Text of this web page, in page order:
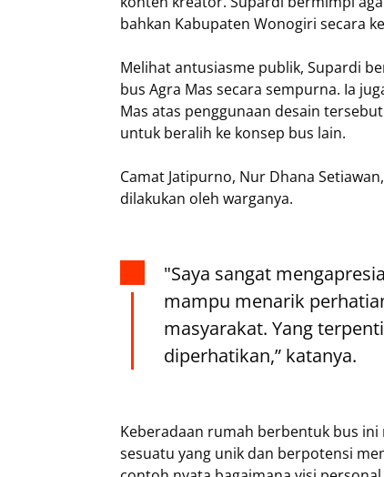
bahkan Kabupaten Wonogiri secara
Melihat antusiasme publik, Supardi
bus Agra Mas secara sempurna. Ia
Mas atas penggunaan desain
untuk beralih ke konsep bus lain.
Camat Jatipurno, Nur Dhana
dilakukan oleh warganya.
"Saya sangat
mampu menarik
masyarakat. Yang
diperhatikan,” katanya.
Keberadaan rumah berbentuk bus
sesuatu yang unik dan berpotensi